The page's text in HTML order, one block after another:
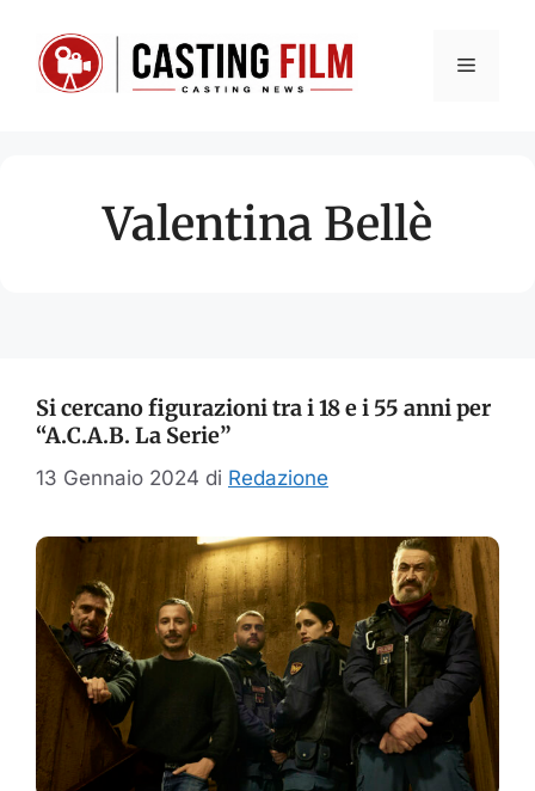
contenuto
Menu
Valentina Bellè
Si cercano figurazioni tra i 18 e i 55 anni per
“A.C.A.B. La Serie”
13 Gennaio 2024 di Redazione